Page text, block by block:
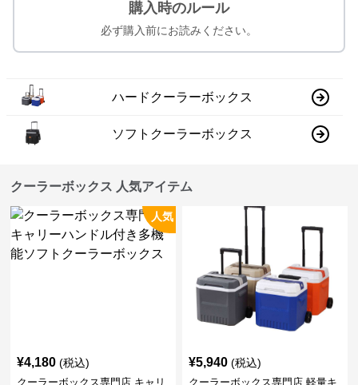
購入時のルール
必ず購入前にお読みください。
ハードクーラーボックス
ソフトクーラーボックス
クーラーボックス 人気アイテム
人気
¥4,180 (税込)
クーラーボックス専門店 キャリ
¥5,940 (税込)
クーラーボックス専門店 軽量キ